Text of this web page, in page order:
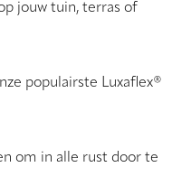
jouw tuin, terras of
populairste Luxaflex®
om in alle rust door te